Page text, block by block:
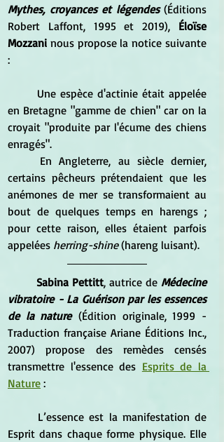
Mythes, croyances et légendes (Éditions
Robert Laffont, 1995 et 2019), Éloïse
Mozzani nous propose la notice suivante
:
Une espèce d'actinie était appelée
en Bretagne "gamme de chien" car on la
croyait "produite par l'écume des chiens
enragés".
En Angleterre, au siècle dernier,
certains pêcheurs prétendaient que les
anémones de mer se transformaient au
bout de quelques temps en harengs ;
pour cette raison, elles étaient parfois
appelées herring-shine (hareng luisant).
	Sabina Pettitt
, autrice de Médecine
vibratoire - La Guérison par les essences
de la nature (Édition originale, 1999 -
Traduction française Ariane Éditions Inc.,
2007) propose des remèdes censés
transmettre l'essence des Esprits de la
Nature :
Esprit dans chaque forme physique. Elle